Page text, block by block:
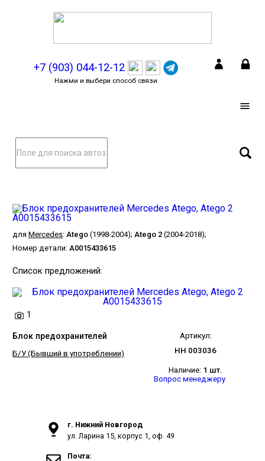
+7 (903) 044-12-12
Нажми и выбери способ связи
дляMercedes: Atego (1998-2004); Atego 2 (2004-2018);
Номер детали: А0015433615
Список предложений:
1
Блок предохранителей
Б/У (Бывший в употреблении)
Артикул:
НН 003036
Наличие: 1 шт.
Вопрос менеджеру
г. Нижний Новгород
ул. Ларина 15, корпус 1, оф. 49
Почта: